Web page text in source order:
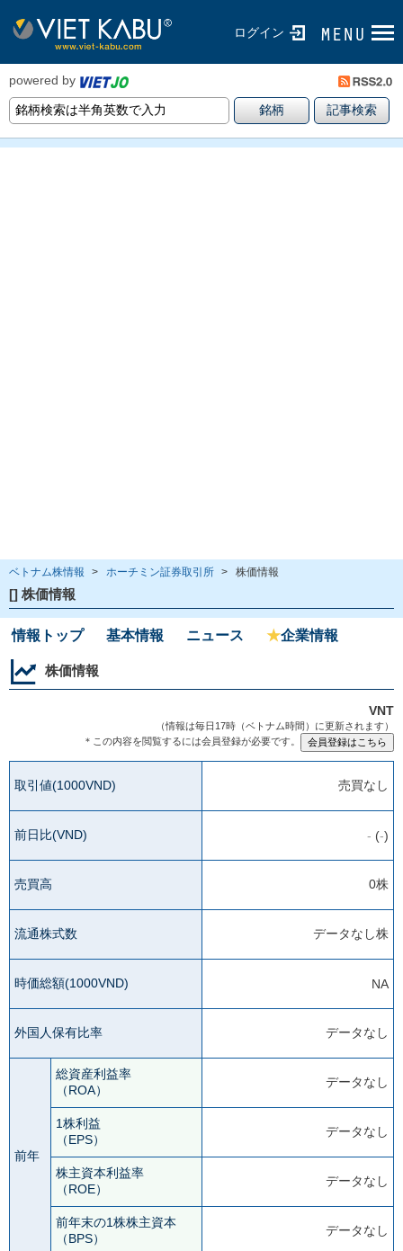
ログイン
powered by
ベトナム株情報 > ホーチミン証券取引所 > 株価情報
[] 株価情報
情報トップ 基本情報 ニュース ★企業情報
株価情報
VNT
（情報は毎日17時（ベトナム時間）に更新されます）
＊この内容を閲覧するには会員登録が必要です。
取引値(1000VND) 売買なし
前日比(VND) - (-)
売買高 0株
流通株式数 データなし株
時価総額(1000VND) NA
外国人保有比率 データなし
前年
総資産利益率
（ROA）
データなし
1株利益
（EPS）
データなし
株主資本利益率
（ROE）
データなし
前年末の1株株主資本
（BPS）
データなし